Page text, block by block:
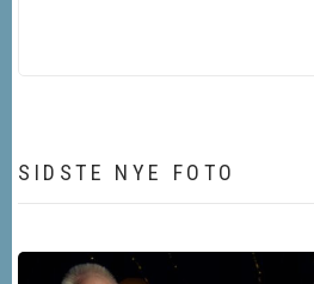
SIDSTE NYE FOTO